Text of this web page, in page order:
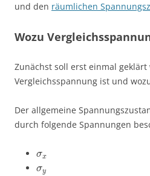
und den räumlichen
Wozu
Zunächst soll erst einmal geklärt
Vergleichsspannung ist und
Der allgemeine
durch folgende Spannungen
σx
σy